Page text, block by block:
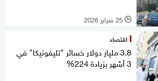
l 25 فبراير 2026
اقتصاد
3.8 مليار دولار خسائر "تليفونيكا" في
3 أشهر بزيادة 224%